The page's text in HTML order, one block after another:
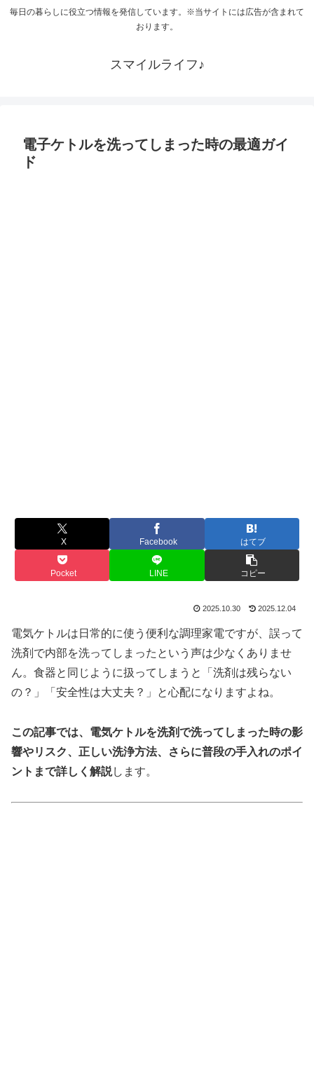
毎日の暮らしに役立つ情報を発信しています。※当サイトには広告が含まれて
おります。
スマイルライフ♪
電子ケトルを洗ってしまった時の最適ガイ
ド
X Facebook はてブ
Pocket LINE コピー
2025.10.30 2025.12.04
電気ケトルは日常的に使う便利な調理家電ですが、誤って
洗剤で内部を洗ってしまったという声は少なくありませ
ん。食器と同じように扱ってしまうと「洗剤は残らない
の？」「安全性は大丈夫？」と心配になりますよね。
この記事では、電気ケトルを洗剤で洗ってしまった時の影
響やリスク、正しい洗浄方法、さらに普段の手入れのポイ
ントまで詳しく解説します。